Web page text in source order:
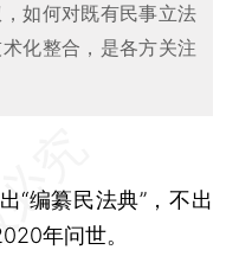
如何对既有民事立法
化整合，是各方关注
编纂民法典”，不出
年问世。